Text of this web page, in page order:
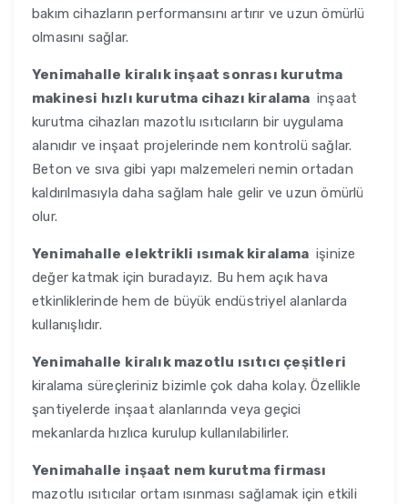
bakım cihazların performansını artırır ve uzun ömürlü
olmasını sağlar.
Yenimahalle kiralık inşaat sonrası kurutma
makinesi hızlı kurutma cihazı kiralama inşaat
kurutma cihazları mazotlu ısıtıcıların bir uygulama
alanıdır ve inşaat projelerinde nem kontrolü sağlar.
Beton ve sıva gibi yapı malzemeleri nemin ortadan
kaldırılmasıyla daha sağlam hale gelir ve uzun ömürlü
olur.
Yenimahalle elektrikli ısımak kiralama işinize
değer katmak için buradayız. Bu hem açık hava
etkinliklerinde hem de büyük endüstriyel alanlarda
kullanışlıdır.
Yenimahalle kiralık mazotlu ısıtıcı çeşitleri
kiralama süreçleriniz bizimle çok daha kolay. Özellikle
şantiyelerde inşaat alanlarında veya geçici
mekanlarda hızlıca kurulup kullanılabilirler.
Yenimahalle inşaat nem kurutma firması
mazotlu ısıtıcılar ortam ısınması sağlamak için etkili